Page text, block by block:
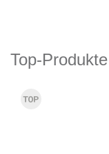
Top-Produkte